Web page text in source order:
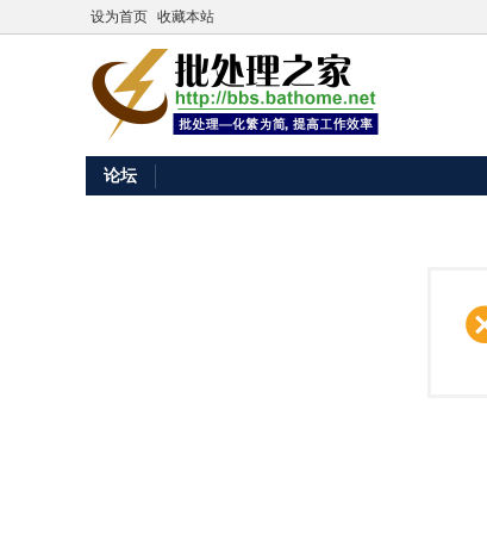
设为首页 收藏本站
论坛